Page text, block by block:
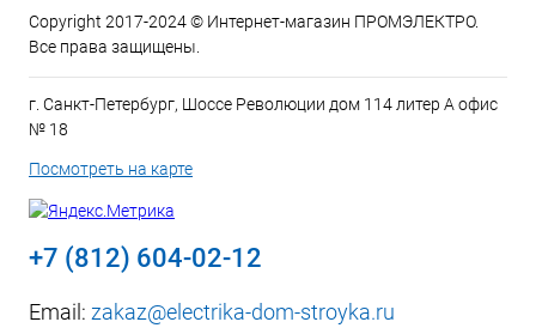
Copyright 2017-2024 © Интернет-магазин ПРОМЭЛЕКТРО.
Все права защищены.
г. Санкт-Петербург, Шоссе Революции дом 114 литер А офис
№ 18
Посмотреть на карте
+7 (812) 604-02-12
Email: zakaz@electrika-dom-stroyka.ru